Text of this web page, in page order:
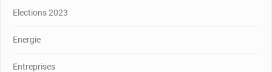
Elections 2023
Energie
Entreprises